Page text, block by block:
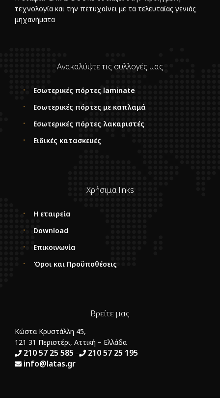
τεχνολογία και την πετυχαίνει με τα τελευταίας γενιάς
μηχανήματα
Ανακαλύψτε τις συλλογές μας
Εσωτερικές πόρτες laminate
Εσωτερικές πόρτες με καπλαμά
Εσωτερικές πόρτες λακαριστές
Ειδικές κατασκευές
Χρήσιμα links
Η εταιρεία
Download
Επικοινωνία
Όροι και Προϋποθέσεις
Βρείτε μας
Κώστα Κρυστάλλη 45,
121 31 Περιστέρι, Αττική – Ελλάδα
210 57 25 585 –
210 57 25 195
info@latas.gr